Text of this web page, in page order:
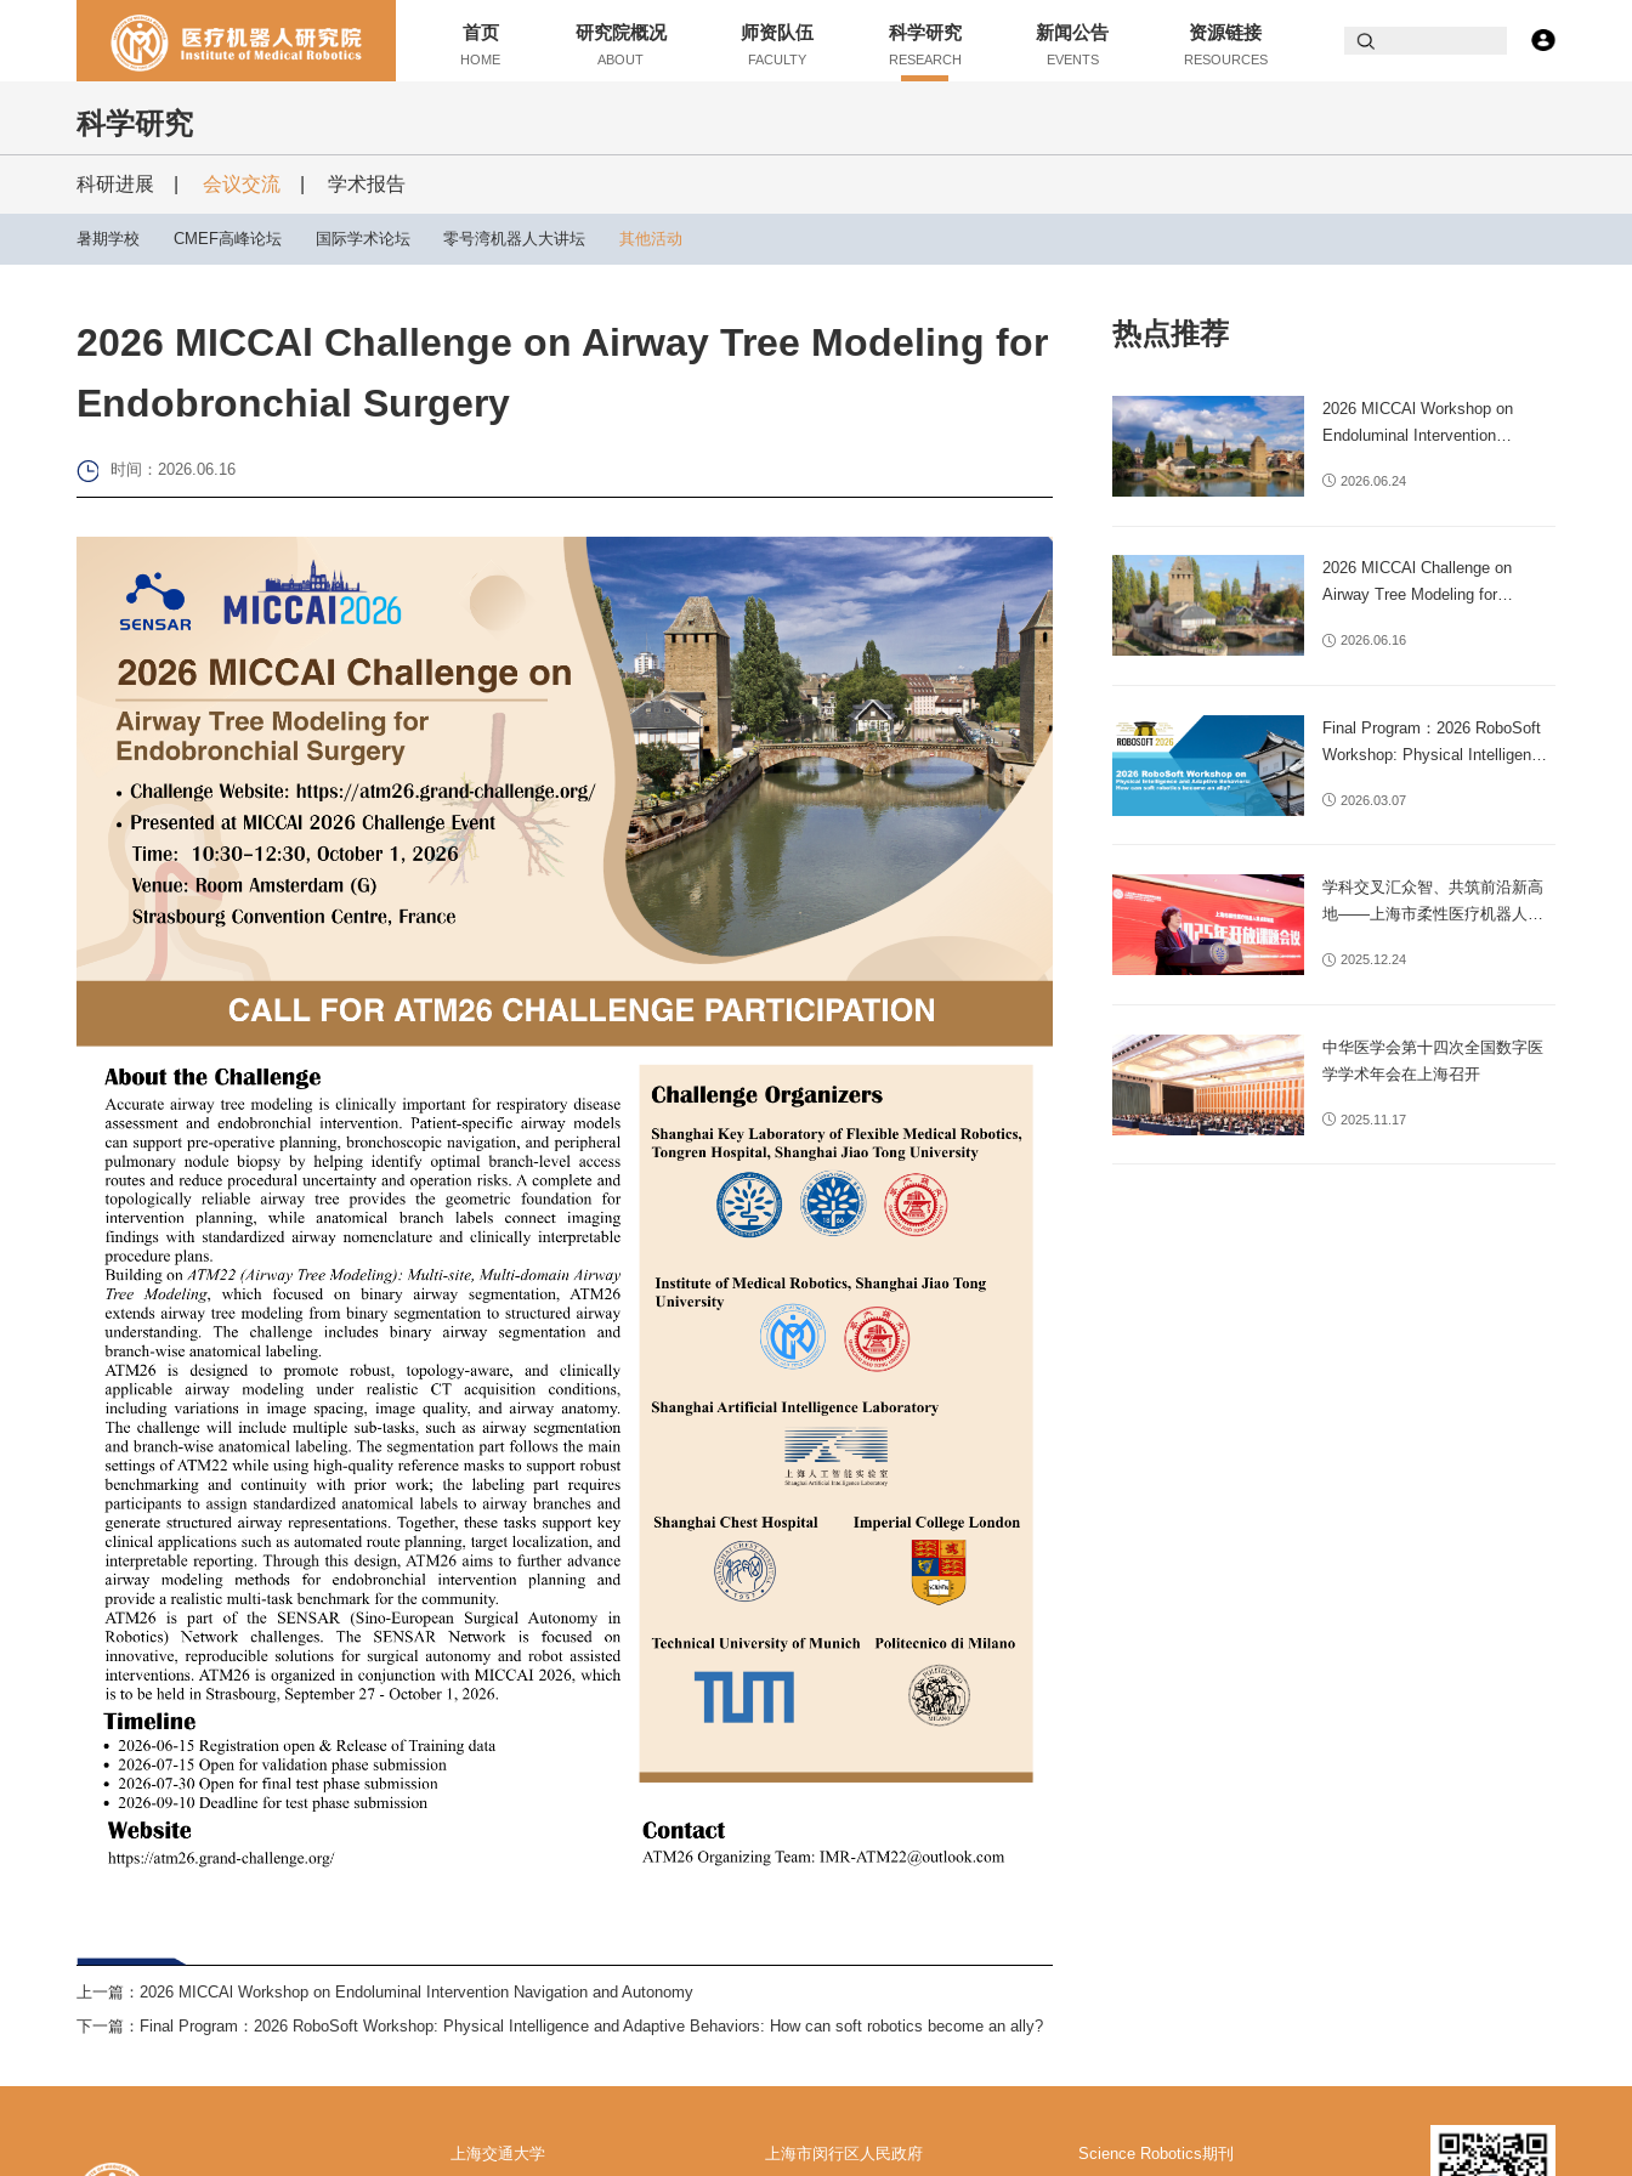
首页
HOME
研究院概况
ABOUT
师资队伍
FACULTY
科学研究
RESEARCH
新闻公告
EVENTS
资源链接
RESOURCES
科学研究
科研进展 会议交流 学术报告
暑期学校 CMEF高峰论坛 国际学术论坛 零号湾机器人大讲坛 其他活动
2026 MICCAl Challenge on Airway Tree Modeling for
Endobronchial Surgery
时间：2026.06.16
上一篇： 2026 MICCAl Workshop on Endoluminal Intervention Navigation and Autonomy
下一篇： Final Program：2026 RoboSoft Workshop: Physical Intelligence and Adaptive Behaviors: How can soft robotics become an ally?
热点推荐
2026 MICCAl Workshop on
Endoluminal Intervention
2026.06.24
2026 MICCAl Challenge on
Airway Tree Modeling for
2026.06.16
Final Program：2026 RoboSoft
Workshop: Physical Intelligence
can soft robotics become an
2026.03.07
学科交叉汇众智、共筑前沿新高
地——上海市柔性医疗机器人重
开 2025.12.24
中华医学会第十四次全国数字医
学学术年会在上海召开
2025.11.17
上海交通大学 上海市闵行区人民政府 Science Robotics期刊